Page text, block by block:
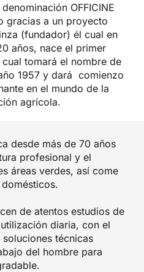
OFFICINE
gracias a un proyecto
(fundador) él cual en
años, nace el primer
tomará el nombre de
1957 y dará comienzo
en el mundo de la
agrícola.
desde más de 70 años
profesional y el
áreas verdes, así come
de atentos estudios de
diaria, con el
técnicas
del hombre para